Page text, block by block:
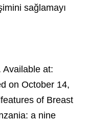
sağlamayı
at:
on October 14,
of Breast
a nine